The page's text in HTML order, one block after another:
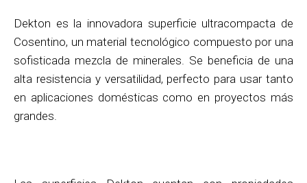
Dekton es la innovadora superficie ultracompacta de
Cosentino, un material tecnológico compuesto por una
sofisticada mezcla de minerales. Se beneficia de una
alta resistencia y versatilidad, perfecto para usar tanto
en aplicaciones domésticas como en proyectos más
grandes.